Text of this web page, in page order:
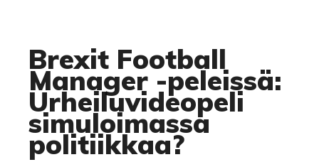
Brexit Football
Manager -peleissä:
Urheiluvideopeli
simuloimassa
politiikkaa?